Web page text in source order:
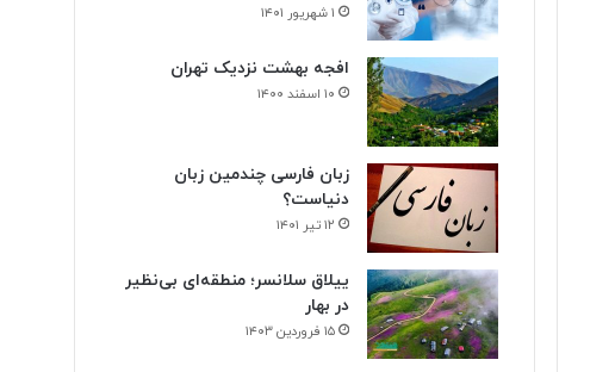
۱ شهریور ۱۴۰۱
افجه بهشت نزدیک تهران
۱۰ اسفند ۱۴۰۰
زبان فارسی چندمین زبان
دنیاست؟
۱۲ تیر ۱۴۰۱
ییلاق سلانسر؛ منطقه‌ای بی‌نظیر
در بهار
۱۵ فروردین ۱۴۰۳